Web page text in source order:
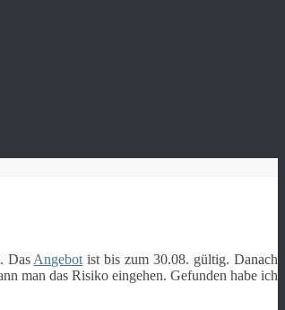
Das Angebot ist bis zum 30.08. gültig. Danach
man das Risiko eingehen. Gefunden habe ich